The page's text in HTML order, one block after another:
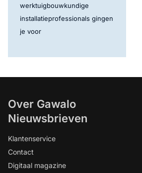
werktuigbouwkundige
installatieprofessionals gingen
je voor
Over Gawalo
Nieuwsbrieven
Klantenservice
Contact
Digitaal magazine